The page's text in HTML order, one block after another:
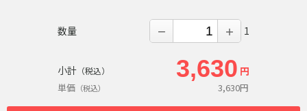
数量 － ＋ 1
小計 （税込） 3,630 円
単価 （税込） 3,630円